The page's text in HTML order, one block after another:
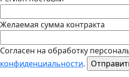
Желаемая сумма контракта
Согласен на обработку
конфиденциальности.